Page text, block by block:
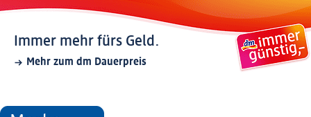
Immer mehr fürs Geld.
Mehr zum dm Dauerpreis